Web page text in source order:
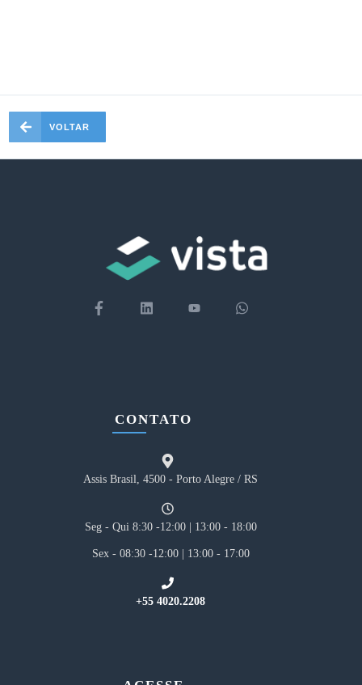
VOLTAR
CONTATO
Assis Brasil, 4500 - Porto Alegre / RS
Seg - Qui 8:30 -12:00 | 13:00 - 18:00
Sex - 08:30 -12:00 | 13:00 - 17:00
+55 4020.2208